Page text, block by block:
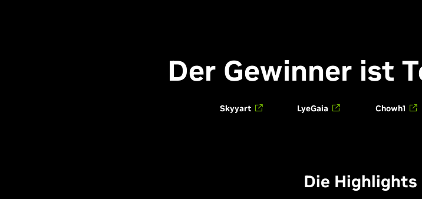
Der Gewinner ist
Skyyart LyeGaia Chowh1
Die Highlights